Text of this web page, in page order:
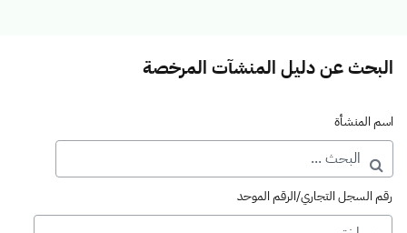
البحث عن دليل المنشآت المرخصة
اسم المنشأة
رقم السجل التجاري/الرقم الموحد